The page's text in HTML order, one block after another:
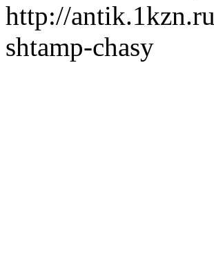
http://
shtamp-chasy